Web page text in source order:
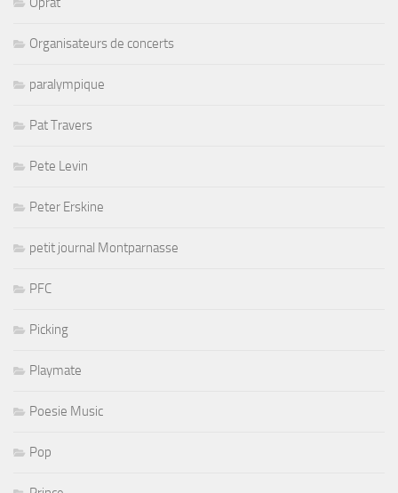
Organisateurs de concerts
paralympique
Pat Travers
Pete Levin
Peter Erskine
petit journal Montparnasse
PFC
Picking
Playmate
Poesie Music
Pop